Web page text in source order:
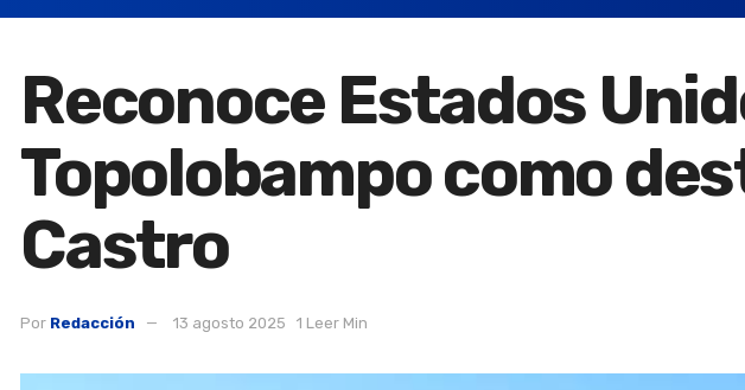
Reconoce Estados
Topolobampo como
Castro
Por Redacción 13 agosto 2025 1 Leer Min